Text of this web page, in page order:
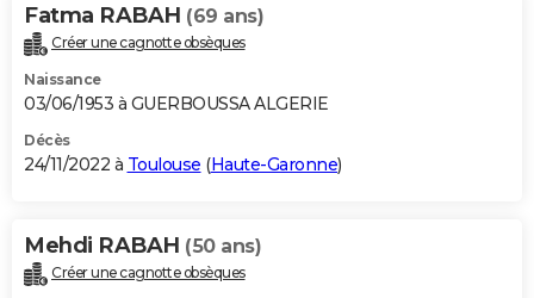
Fatma RABAH (69 ans)
Créer une cagnotte obsèques
Naissance
03/06/1953 à GUERBOUSSA ALGERIE
Décès
24/11/2022 à Toulouse (Haute-Garonne)
Mehdi RABAH (50 ans)
Créer une cagnotte obsèques